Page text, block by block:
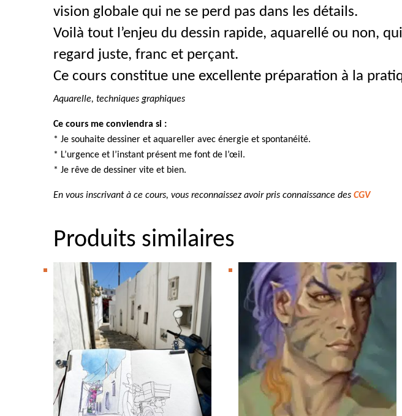
vision globale qui ne se perd pas dans les détails.
Voilà tout l’enjeu du dessin rapide, aquarellé ou non,
regard juste, franc et perçant.
Ce cours constitue une excellente préparation à la
Aquarelle, techniques graphiques
Ce cours me conviendra si :
* Je souhaite dessiner et aquareller avec énergie et spontanéité.
* L’urgence et l’instant présent me font de l’œil.
* Je rêve de dessiner vite et bien.
En vous inscrivant à ce cours, vous reconnaissez avoir pris connaissance des CGV
Produits similaires